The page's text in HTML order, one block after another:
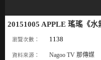
20151005 APPLE 瑤瑤《
瀏覽次數： 1138
資料來源： Nagoo TV 那傳媒